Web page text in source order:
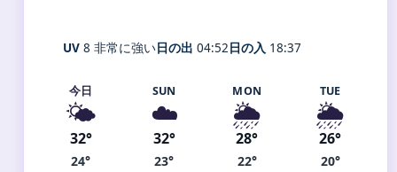
UV 8 非常に強い日の出 04:52日の入 18:37
今日
🌤️
32°
24°
SUN
☁️
32°
23°
MON
🌦️
28°
22°
TUE
🌦️
26°
20°